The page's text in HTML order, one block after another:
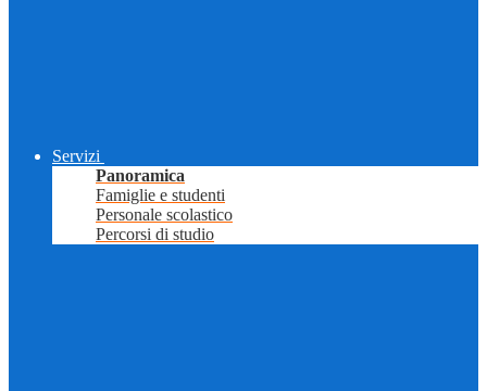
Servizi
Panoramica
Famiglie e studenti
Personale scolastico
Percorsi di studio